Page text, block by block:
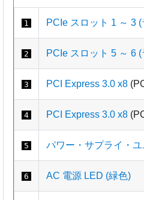
1 PCIe スロット 1 ～ 3
2 PCIe スロット 5 ～ 6
3 PCI Express 3.0 x8
4 PCI Express 3.0 x8
5 パワー・サプライ・ユ
6 AC 電源 LED (緑色)